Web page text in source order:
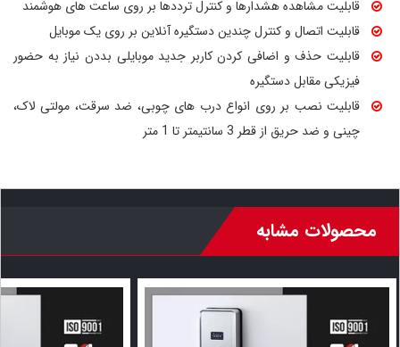
قابلیت مشاهده هشدارها و کنترل ترددها بر روی ساعت های هوشمند
قابلیت اتصال و کنترل چندین دستگیره آنلاین بر روی یک موبایل
قابلیت حذف و اضافی کردن کاربر جدید موبایلی بددن نیاز به حضور
فیزیکی مقابل دستگیره
قابلیت نصب بر روی انواع درب های چوبی، ضد سرقت، مولتی لاک،
چینی و ضد حریق از قطر 3 سانتیمتر تا 1 متر
محصولات مشابه